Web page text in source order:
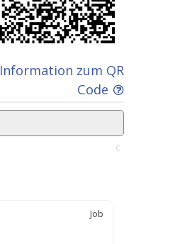
Information zum QR
Code
C
Job